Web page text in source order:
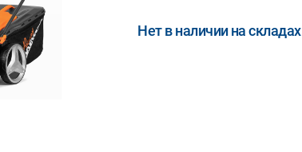
Нет в наличии на складах